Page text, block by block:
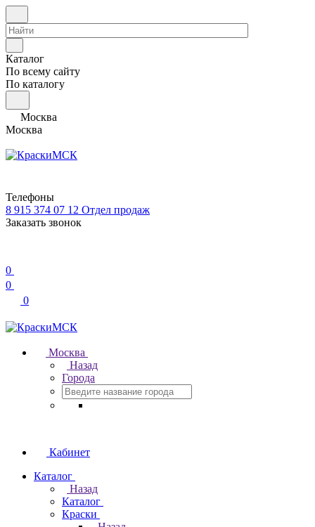
Каталог
По всему сайту
По каталогу
Москва
Москва
Телефоны
8 915 374 07 12 Отдел продаж
Заказать звонок
0
0
0
Москва
Назад
Города
Кабинет
Каталог
Назад
Каталог
Краски